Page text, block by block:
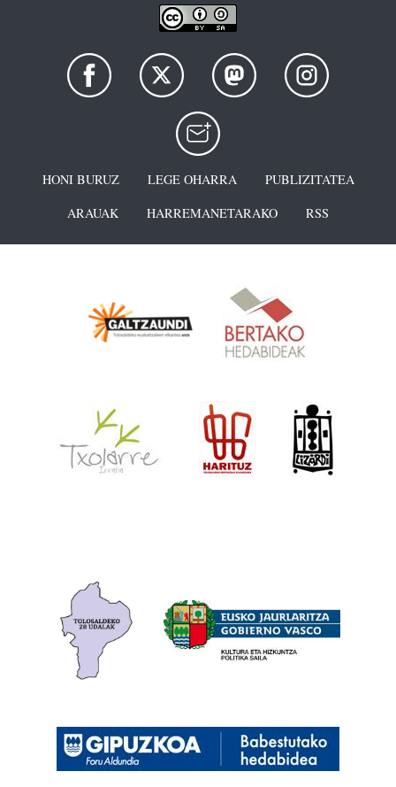
HONI BURUZ LEGE OHARRA
PUBLIZITATEA
ARAUAK
HARREMANETARAKO RSS